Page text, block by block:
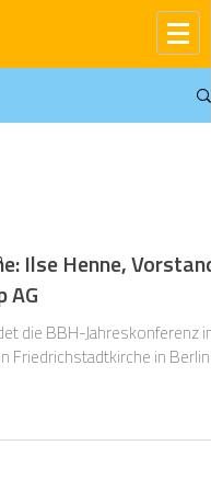
Ilse Henne, Vorstand,
AG
die BBH-Jahreskonferenz in
Friedrichstadtkirche in Berlin